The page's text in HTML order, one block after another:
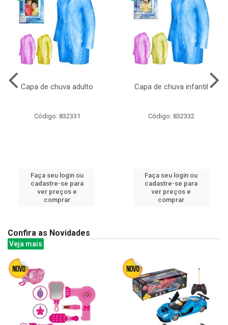
Capa de chuva adulto
Código: 832331
Faça seu login ou
cadastre-se para
ver preços e
comprar
Capa de chuva infantil
Código: 832332
Faça seu login ou
cadastre-se para
ver preços e
comprar
Confira as Novidades
Veja mais